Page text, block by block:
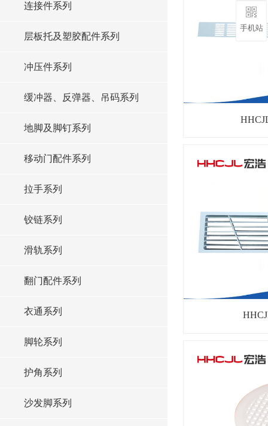
连接件系列
层板托及塑胶配件系列
冲压件系列
缓冲器、反弹器、吊码系列
地脚及脚钉系列
移动门配件系列
拉手系列
铰链系列
滑轨系列
翻门配件系列
衣通系列
脚轮系列
护角系列
沙发脚系列
手机站